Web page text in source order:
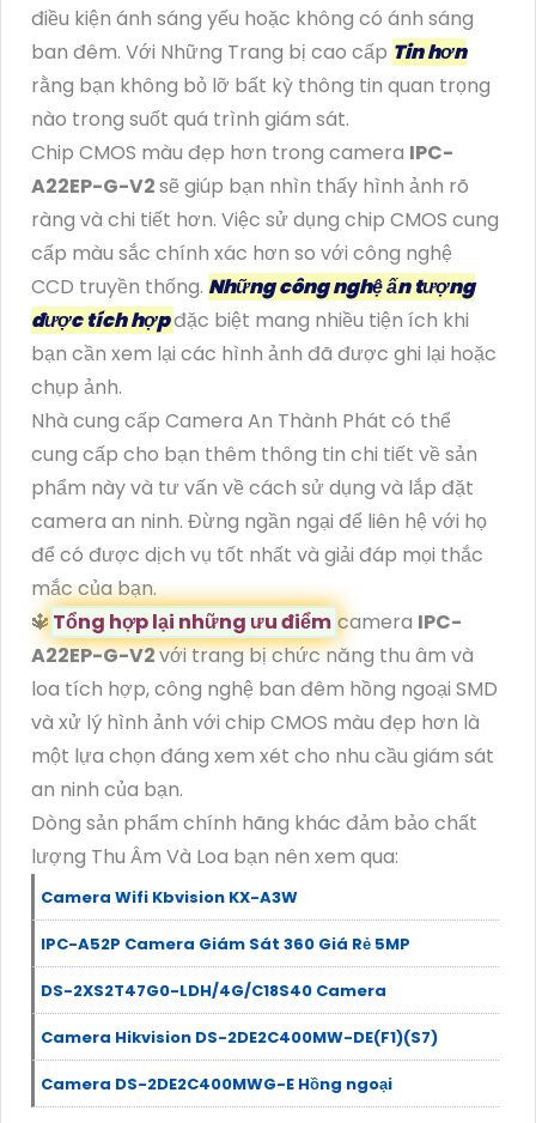
điều kiện ánh sáng yếu hoặc không có ánh sáng
ban đêm. Với Những Trang bị cao cấp Tin hơn
rằng bạn không bỏ lỡ bất kỳ thông tin quan trọng
nào trong suốt quá trình giám sát.
Chip CMOS màu đẹp hơn trong camera IPC-
A22EP-G-V2sẽ giúp bạn nhìn thấy hình ảnh rõ
ràng và chi tiết hơn. Việc sử dụng chip CMOS cung
cấp màu sắc chính xác hơn so với công nghệ
CCD truyền thống. Những công nghệ ấn tượng
được tích hợpđặc biệt mang nhiều tiện ích khi
bạn cần xem lại các hình ảnh đã được ghi lại hoặc
chụp ảnh.
Nhà cung cấp Camera An Thành Phát có thể
cung cấp cho bạn thêm thông tin chi tiết về sản
phẩm này và tư vấn về cách sử dụng và lắp đặt
camera an ninh. Đừng ngần ngại để liên hệ với họ
để có được dịch vụ tốt nhất và giải đáp mọi thắc
mắc của bạn.
🔱 Tổng hợp lại những ưu điểm camera IPC-
A22EP-G-V2với trang bị chức năng thu âm và
loa tích hợp, công nghệ ban đêm hồng ngoại SMD
và xử lý hình ảnh với chip CMOS màu đẹp hơn là
một lựa chọn đáng xem xét cho nhu cầu giám sát
an ninh của bạn.
Dòng sản phẩm chính hãng khác đảm bảo chất
lượng Thu Âm Và Loa bạn nên xem qua:
Camera Wifi Kbvision KX-A3W
IPC-A52P Camera Giám Sát 360 Giá Rẻ 5MP
DS-2XS2T47G0-LDH/4G/C18S40 Camera
Camera Hikvision DS-2DE2C400MW-DE(F1)(S7)
Camera DS-2DE2C400MWG-E Hồng ngoại